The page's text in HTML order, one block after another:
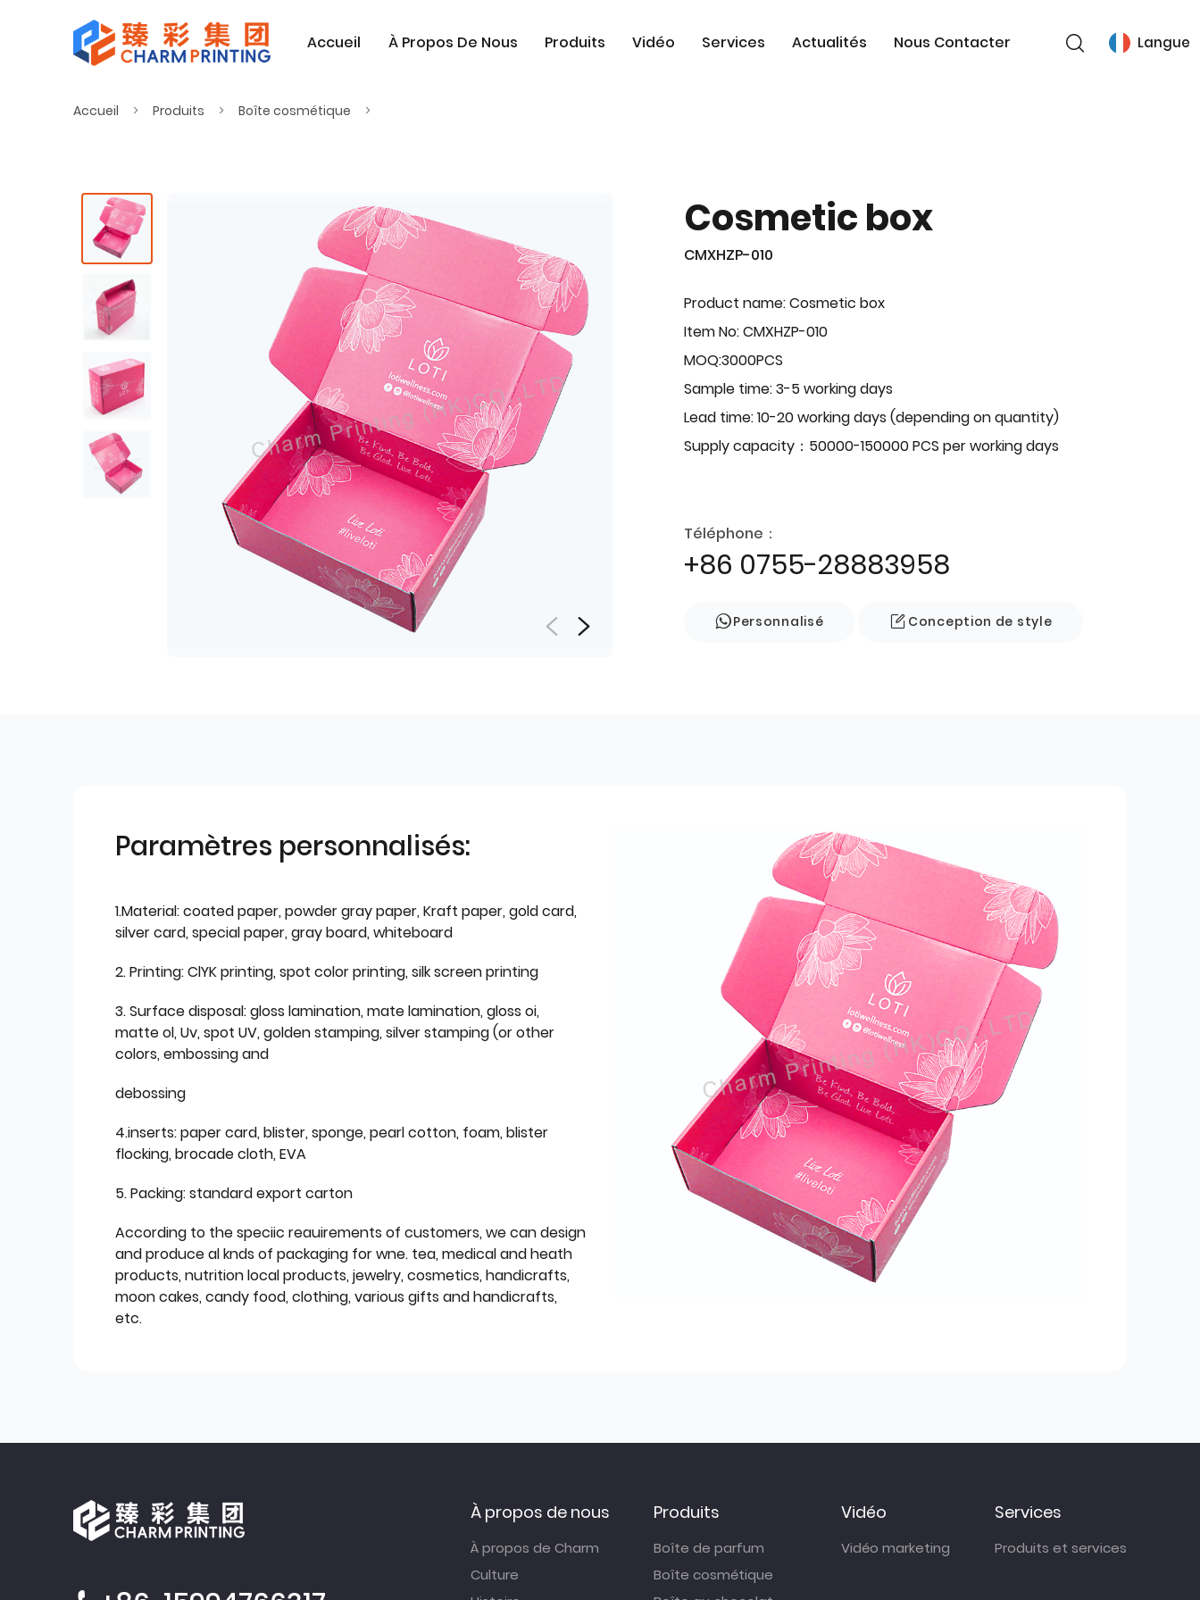
Accueil À Propos De Nous Produits Vidéo Services Actualités Nous Contacter Langue
Accueil Produits Boîte cosmétique
Cosmetic box
CMXHZP-010
Product name: Cosmetic box
Item No: CMXHZP-010
MOQ:3000PCS
Sample time: 3-5 working days
Lead time: 10-20 working days (depending on quantity)
Supply capacity：50000-150000 PCS per working days
Téléphone：
+86 0755-28883958
Personnalisé Conception de style
Paramètres personnalisés:
1.Material: coated paper, powder gray paper, Kraft paper, gold card,
silver card, special paper, gray board, whiteboard
2. Printing: ClYK printing, spot color printing, silk screen printing
3. Surface disposal: gloss lamination, mate lamination, gloss oi,
matte ol, Uv, spot UV, golden stamping, silver stamping (or other
colors, embossing and
debossing
4.inserts: paper card, blister, sponge, pearl cotton, foam, blister
flocking, brocade cloth, EVA
5. Packing: standard export carton
According to the speciic reauirements of customers, we can design
and produce al knds of packaging for wne. tea, medical and heath
products, nutrition local products, jewelry, cosmetics, handicrafts,
moon cakes, candy food, clothing, various gifts and handicrafts,
etc.
À propos de nous
À propos de Charm
Culture
Produits
Boîte de parfum
Boîte cosmétique
Vidéo
Vidéo marketing
Services
Produits et services